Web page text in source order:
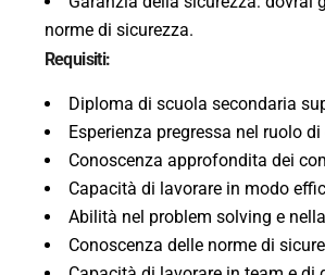
norme di sicurezza.
Requisiti:
Diploma di scuola secondaria
Esperienza pregressa nel ruolo
Conoscenza approfondita dei
Capacità di lavorare in modo
Abilità nel problem solving e
Conoscenza delle norme di